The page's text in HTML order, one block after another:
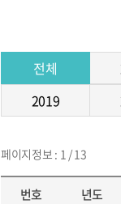
전체
2019
페이지정보 : 1 / 13
번호 년도